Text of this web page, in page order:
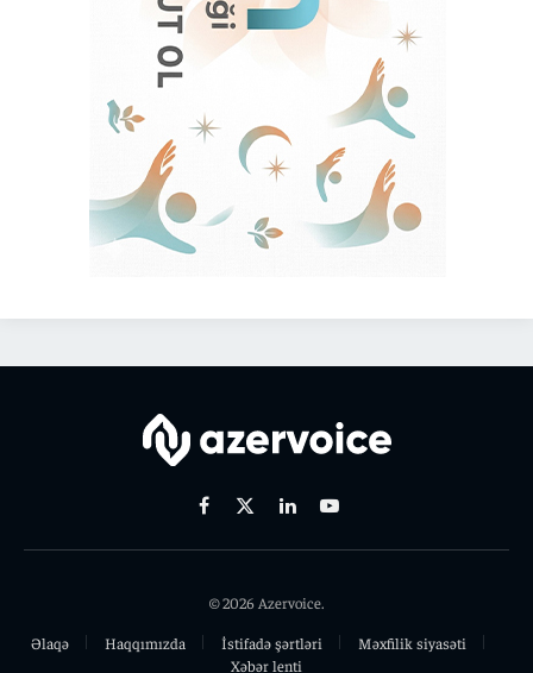
Facebook
X
LinkedinYoutube
© 2026 Azervoice.
Əlaqə
Haqqımızda İstifadə şərtləri
Məxfilik siyasəti
Xəbər lenti